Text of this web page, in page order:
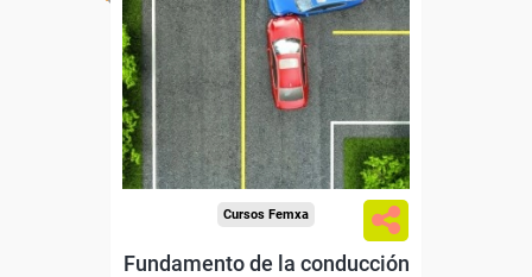
Para desempleados,
trabajadores y autónomos.
Sector
-Otros Servicios.
Cursos Femxa
Fundamento de la conducción